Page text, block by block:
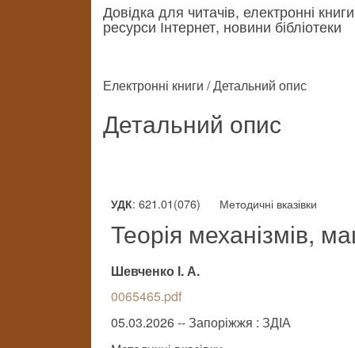
Довідка для читачів, електронні
ресурси Інтернет, новини бібліотеки
Електронні книги / Детальний опис
Детальний опис
УДК: 621.01(076) Методичні вказівки
Теорія механізмів,
Шевченко І. А.
0065465.pdf
05.03.2026 -- Запоріжжя : ЗДІА